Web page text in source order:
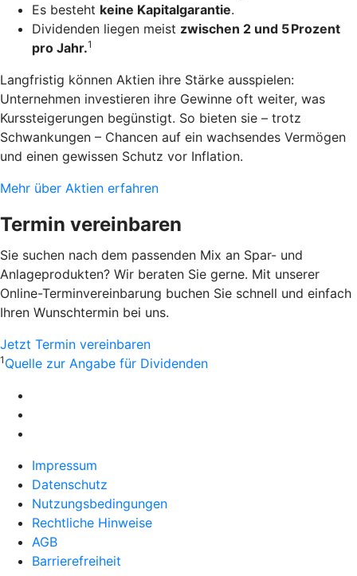
Es besteht keine Kapitalgarantie.
Dividenden liegen meist zwischen 2 und 5 Prozent
pro Jahr.1
Langfristig können Aktien ihre Stärke ausspielen:
Unternehmen investieren ihre Gewinne oft weiter, was
Kurssteigerungen begünstigt. So bieten sie – trotz
Schwankungen – Chancen auf ein wachsendes Vermögen
und einen gewissen Schutz vor Inflation.
Mehr über Aktien erfahren
Termin vereinbaren
Sie suchen nach dem passenden Mix an Spar- und
Anlageprodukten? Wir beraten Sie gerne. Mit unserer
Online-Terminvereinbarung buchen Sie schnell und einfach
Ihren Wunschtermin bei uns.
Jetzt Termin vereinbaren
1 Quelle zur Angabe für Dividenden
Impressum
Datenschutz
Nutzungsbedingungen
Rechtliche Hinweise
AGB
Barrierefreiheit